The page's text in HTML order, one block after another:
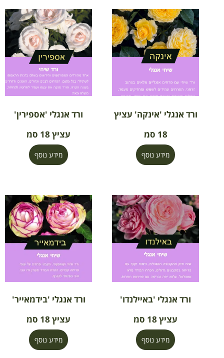
ורד אנגלי 'אינקה' עציץ
18 סמ
מידע נוסף
ורד אנגלי 'אספירין'
עציץ 18 סמ
מידע נוסף
ורד אנגלי 'באיילנדו'
עציץ 18 סמ
מידע נוסף
ורד אנגלי 'בידמאייר'
עציץ 18 סמ
מידע נוסף